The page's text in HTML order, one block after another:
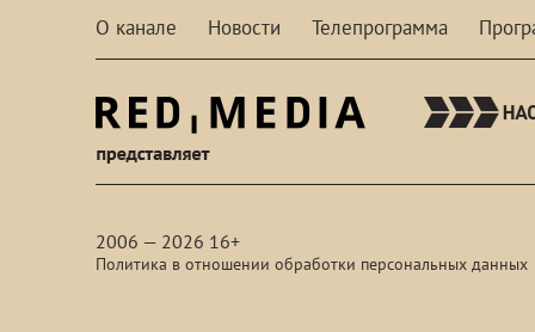
О канале Новости Телепрограмма
2006 — 2026 16+
Политика в отношении обработки персональных данных